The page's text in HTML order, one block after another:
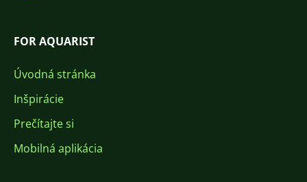
FOR AQUARIST
Úvodná stránka
Inšpirácie
Prečítajte si
Mobilná aplikácia